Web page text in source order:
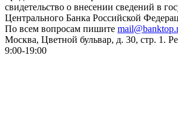
свидетельство о внесении сведений в
Центрального Банка Российской
По всем вопросам пишите
Москва, Цветной бульвар, д. 30, стр. 1.
9:00-19:00